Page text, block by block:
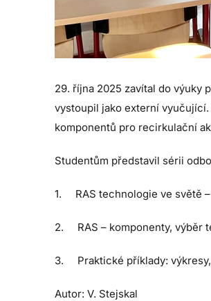
29. října 2025 zavítal do výuky
vystoupil jako externí
komponentů pro recirkulační
Studentům představil sérii
1. RAS technologie ve světě
2. RAS – komponenty, výběr
3. Praktické příklady: výkresy,
Autor: V. Stejskal